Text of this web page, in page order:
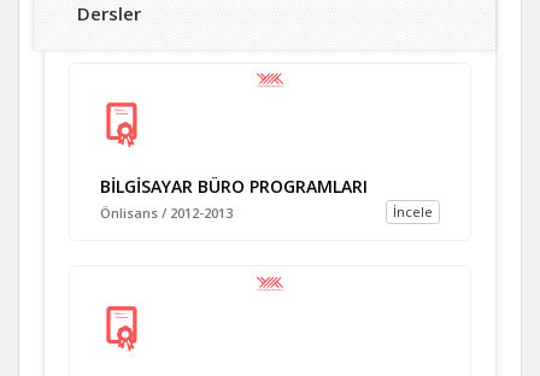
Dersler
BİLGİSAYAR BÜRO PROGRAMLARI
İncele
Önlisans / 2012-2013